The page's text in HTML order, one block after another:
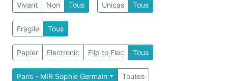
Vivant Non Tous Unicas Tous
Fragile Tous
Papier Electronic Flip to Elec Tous
Paris - MIR Sophie Germain Toutes